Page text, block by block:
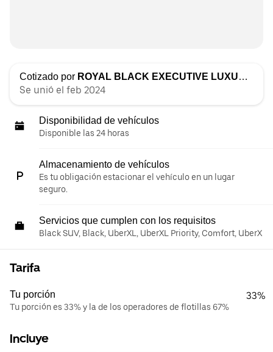
Cotizado por ROYAL BLACK EXECUTIVE LUXURIOUS TRANSPORTATION LLC
Se unió el feb 2024
Disponibilidad de vehículos
Disponible las 24 horas
Almacenamiento de vehículos
Es tu obligación estacionar el vehículo en un lugar
seguro.
Servicios que cumplen con los requisitos
Black SUV, Black, UberXL, UberXL Priority, Comfort, UberX
Tarifa
Tu porción
Tu porción es 33% y la de los operadores de flotillas 67%
33%
Incluye